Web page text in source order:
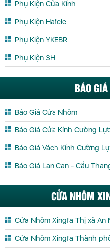
Phụ Kiện Cửa Kính
Phụ Kiện Hafele
Phụ Kiện YKEBR
Phụ Kiện 3H
BÁO
Báo Giá Cửa Nhôm
Báo Giá Cửa Kính Cường
Báo Giá Vách Kính Cường
Báo Giá Lan Can - Cầu
CỬA NHÔM
Cửa Nhôm Xingfa Thị xã An
Cửa Nhôm Xingfa Thành